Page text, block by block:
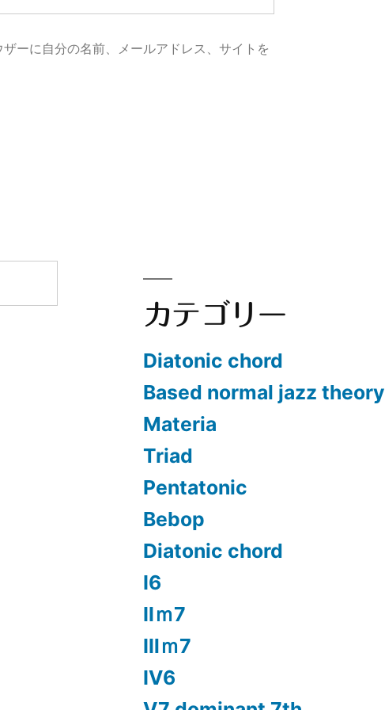
ーに自分の名前、メールアドレス、サイトを
カテゴリー
Diatonic chord
Based normal jazz theory
Materia
Triad
Pentatonic
Bebop
Diatonic chord
Ⅰ6
Ⅱｍ7
Ⅲｍ7
Ⅳ6